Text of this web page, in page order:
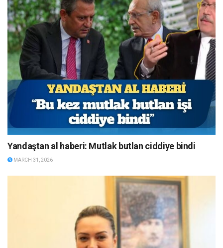
Yandaştan al haberi: Mutlak butlan ciddiye bindi
MARCH 31, 2026